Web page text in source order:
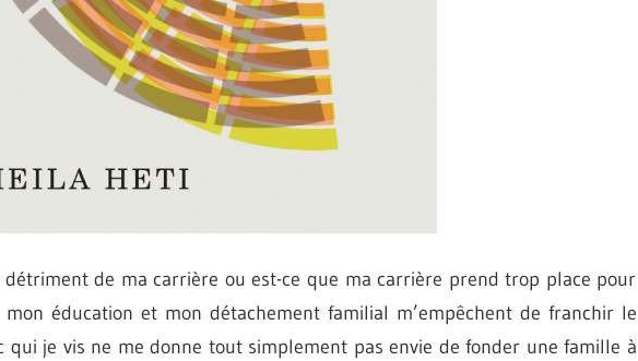
de ma carrière ou est-ce que ma carrière prend trop place pour
éducation et mon détachement familial m’empêchent de franchir le
qui je vis ne me donne tout simplement pas envie de fonder une famille à